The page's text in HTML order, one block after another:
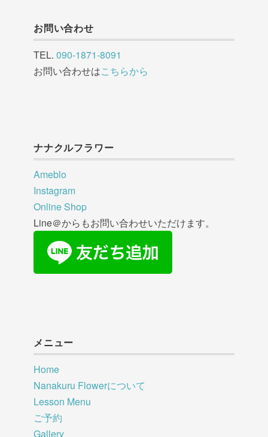
お問い合わせ
TEL. 090-1871-8091
お問い合わせはこちらから
ナナクルフラワー
Ameblo
Instagram
Online Shop
Line＠からもお問い合わせいただけます。
メニュー
Home
Nanakuru Flowerについて
Lesson Menu
ご予約
Gallery